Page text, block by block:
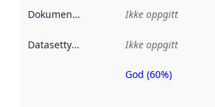
Dokumentasjon Ikke oppgitt
Datasettype Ikke oppgitt
Metadatakvalitet
God (60%)